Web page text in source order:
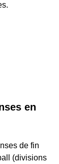
en
de fin
(divisions